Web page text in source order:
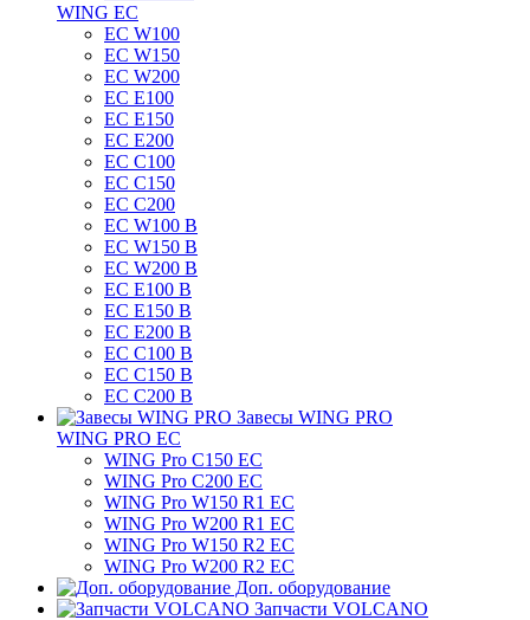
WING EC
ЕС W100
ЕС W150
ЕС W200
ЕС E100
ЕС E150
ЕС E200
ЕС C100
EC C150
ЕС C200
ЕС W100 B
ЕС W150 B
ЕС W200 B
ЕС E100 B
ЕС E150 B
ЕС E200 B
ЕС C100 B
EC C150 B
ЕС C200 B
Завесы WING PRO
WING PRO EC
WING Pro C150 EC
WING Pro C200 EC
WING Pro W150 R1 EC
WING Pro W200 R1 EC
WING Pro W150 R2 EC
WING Pro W200 R2 EC
Доп. оборудование
Запчасти VOLCANO